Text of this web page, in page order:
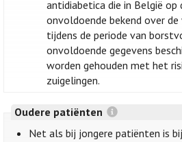
antidiabetica die in België op
onvoldoende bekend over
tijdens de periode van
onvoldoende gegevens
worden gehouden met het
zuigelingen.
Oudere patiënten
Net als bij jongere patiënten is